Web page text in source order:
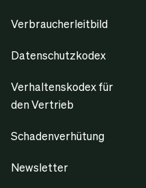
Verbraucherleitbild
Datenschutzkodex
Verhaltenskodex für
den Vertrieb
Schadenverhütung
Newsletter